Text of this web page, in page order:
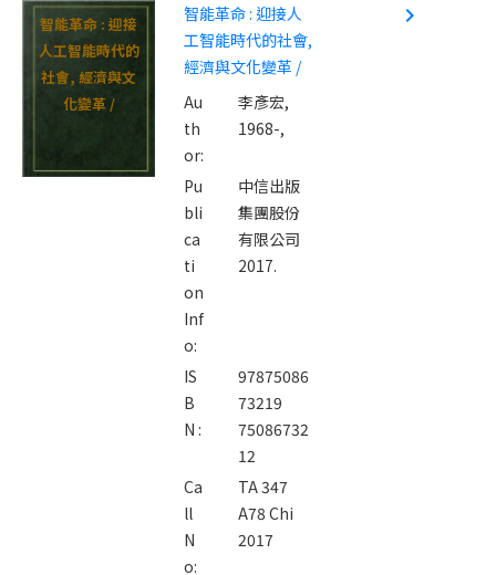
智能革命 : 迎接
人工智能時代的
社會, 經濟與文
化變革 /
智能革命 : 迎接人
工智能時代的社會,
經濟與文化變革 /
Au
th
or:
李彥宏,
1968-,
Pu
bli
ca
ti
on
Inf
o:
中信出版
集團股份
有限公司
2017.
IS
B
N :
97875086
73219
75086732
12
Ca
ll
N
o:
TA 347
A78 Chi
2017
navigate_next